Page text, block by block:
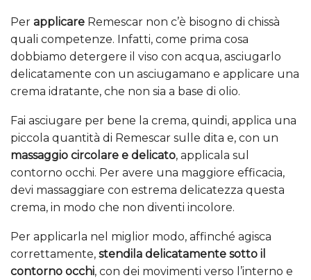
Per applicare Remescar non c’è bisogno di chissà
quali competenze. Infatti, come prima cosa
dobbiamo detergere il viso con acqua, asciugarlo
delicatamente con un asciugamano e applicare una
crema idratante, che non sia a base di olio.
Fai asciugare per bene la crema, quindi, applica una
piccola quantità di Remescar sulle dita e, con un
massaggio circolare e delicato, applicala sul
contorno occhi. Per avere una maggiore efficacia,
devi massaggiare con estrema delicatezza questa
crema, in modo che non diventi incolore.
Per applicarla nel miglior modo, affinché agisca
correttamente, stendila delicatamente sotto il
contorno occhi, con dei movimenti verso l’interno e